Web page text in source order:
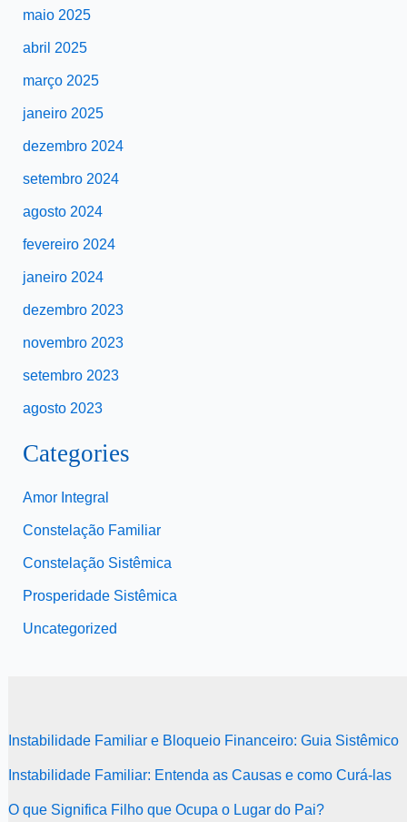
maio 2025
abril 2025
março 2025
janeiro 2025
dezembro 2024
setembro 2024
agosto 2024
fevereiro 2024
janeiro 2024
dezembro 2023
novembro 2023
setembro 2023
agosto 2023
Categories
Amor Integral
Constelação Familiar
Constelação Sistêmica
Prosperidade Sistêmica
Uncategorized
Instabilidade Familiar e Bloqueio Financeiro: Guia Sistêmico
Instabilidade Familiar: Entenda as Causas e como Curá-las
O que Significa Filho que Ocupa o Lugar do Pai?